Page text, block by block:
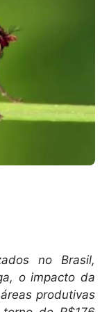
no Brasil,
o impacto da
produtivas